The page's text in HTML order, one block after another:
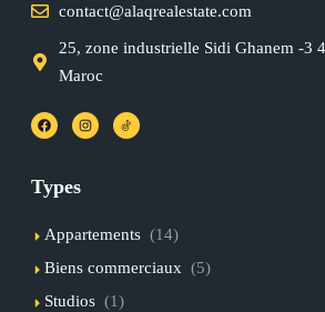
contact@alaqrealestate.com
25, zone industrielle Sidi Ghanem -3
Maroc
Types
Appartements (14)
Biens commerciaux (5)
Studios (1)